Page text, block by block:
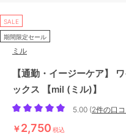
SALE
期間限定セール
ミル
【通勤・イージーケア】
ックス 【mil (ミル)】
5.00 (2件の口コ
￥2,750 税込